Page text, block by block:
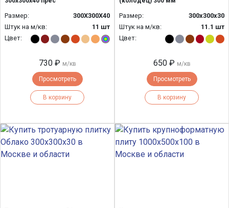
Размер:
300Х300Х40
Штук на м/кв:
11 шт
Цвет:
730 ₽ м/кв
Просмотреть
В корзину
Размер:
300х300х30
Штук на м/кв:
11.1 шт
Цвет:
650 ₽ м/кв
Просмотреть
В корзину